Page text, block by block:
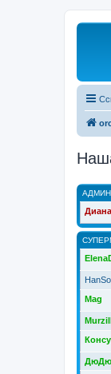
Диана
Mag